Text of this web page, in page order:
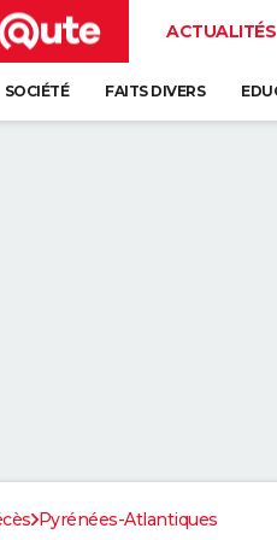
ACTUALITÉS
SOCIÉTÉ FAITS DIVERS
Pyrénées-Atlantiques